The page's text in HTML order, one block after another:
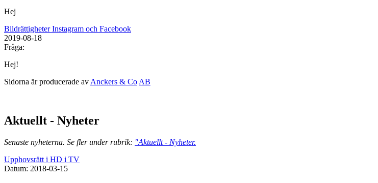
Hej
Bildrättigheter Instagram och Facebook
2019-08-18
Fråga:
Hej!
Sidorna är producerade av Anckers & Co AB
Aktuellt - Nyheter
Senaste nyheterna. Se fler under rubrik: "Aktuellt - Nyheter.
Upphovsrätt i HD i TV
Datum: 2018-03-15